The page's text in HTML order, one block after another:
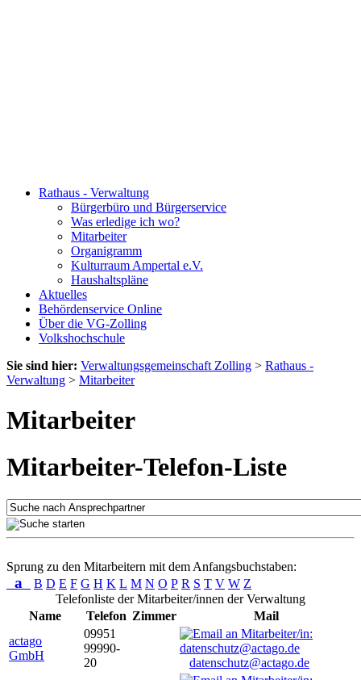
Rathaus - Verwaltung
Bürgerbüro und Bürgerservice
Was erledige ich wo?
Mitarbeiter
Organigramm
Kulturraum Ampertal e.V.
Haushaltspläne
Aktuelles
Behördenservice Online
Über die VG-Zolling
Volkshochschule
Sie sind hier: Verwaltungsgemeinschaft Zolling > Rathaus -
Verwaltung > Mitarbeiter
Mitarbeiter
Mitarbeiter-Telefon-Liste
Sprung zu den Mitarbeitern mit dem Anfangsbuchstaben:
a B D E F G H K L M N O P R S T V W Z
Telefonliste der Mitarbeiter/innen der Verwaltung
Name
Telefon Zimmer
Mail
actago
GmbH
09951
99990-
20
datenschutz@actago.de